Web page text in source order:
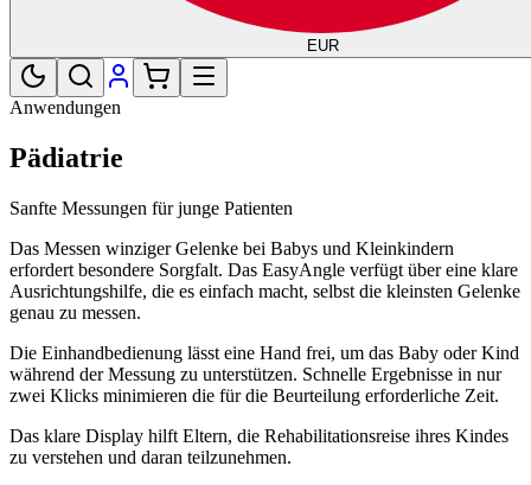
EUR
Anwendungen
Pädiatrie
Sanfte Messungen für junge Patienten
Das Messen winziger Gelenke bei Babys und Kleinkindern
erfordert besondere Sorgfalt. Das EasyAngle verfügt über eine klare
Ausrichtungshilfe, die es einfach macht, selbst die kleinsten Gelenke
genau zu messen.
Die Einhandbedienung lässt eine Hand frei, um das Baby oder Kind
während der Messung zu unterstützen. Schnelle Ergebnisse in nur
zwei Klicks minimieren die für die Beurteilung erforderliche Zeit.
Das klare Display hilft Eltern, die Rehabilitationsreise ihres Kindes
zu verstehen und daran teilzunehmen.